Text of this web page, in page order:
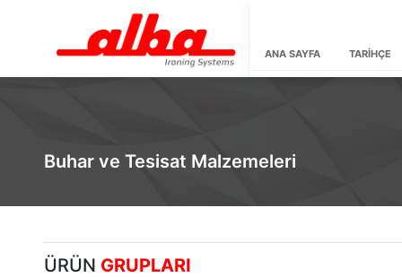
ANA SAYFA TARİHÇE
Buhar ve Tesisat Malzemeleri
ÜRÜN GRUPLARI